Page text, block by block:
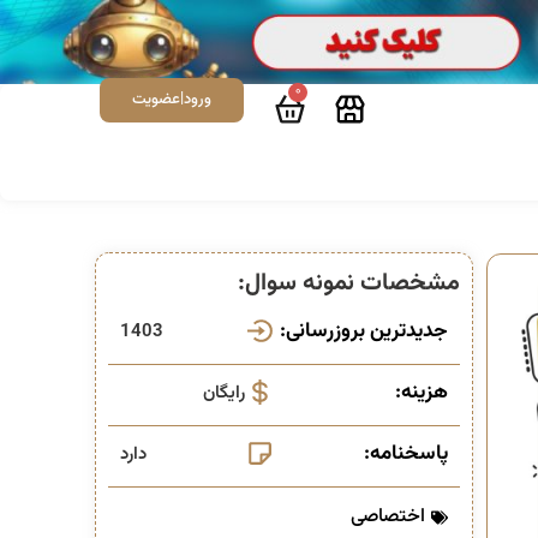
0 ورود|عضویت
مشخصات نمونه سوال:
جدیدترین بروزرسانی: 1403
هزینه: رایگان
پاسخنامه: دارد
اختصاصی